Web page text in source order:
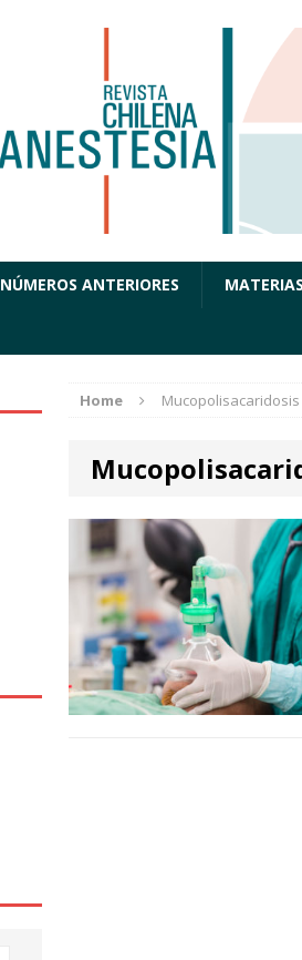
NÚMEROS ANTERIORES MATERIAS
Home Mucopolisacaridosis